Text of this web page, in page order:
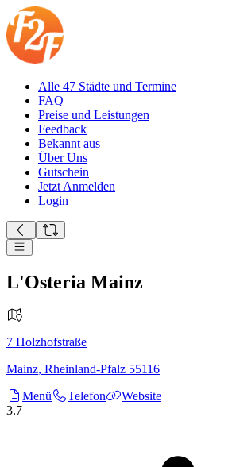
Alle 47 Städte und Termine
FAQ
Preise und Leistungen
Feedback
Bekannt aus
Über Uns
Gutschein
Jetzt Anmelden
Login
L'Osteria Mainz
7 Holzhofstraße
Mainz, Rheinland-Pfalz 55116
Menü
Telefon
Website
3.7